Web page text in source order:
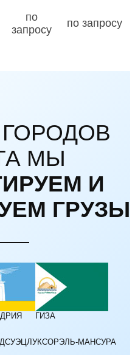
по
запросу
по запросу
МЫ
И
ГРУЗЫ
ГИЗА
СУЭЦ ЛУКСОРЭЛЬ-МАНСУРА